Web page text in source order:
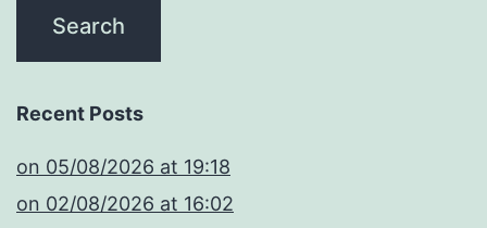
Recent Posts
​on 05/08/2026 at 19:18
​on 02/08/2026 at 16:02